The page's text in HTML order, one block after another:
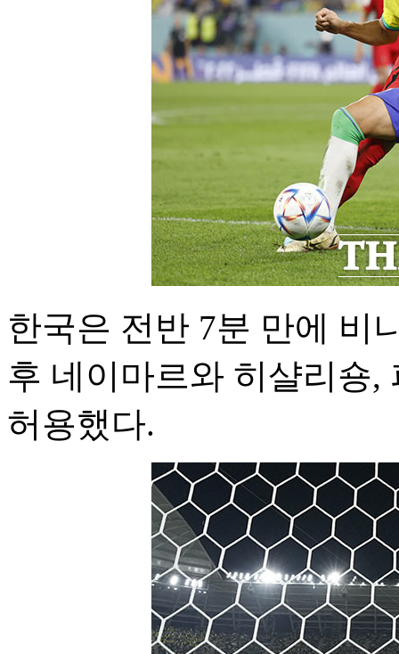
한국은 전반 7분 만에 비
후 네이마르와 히샬리숑,
허용했다.